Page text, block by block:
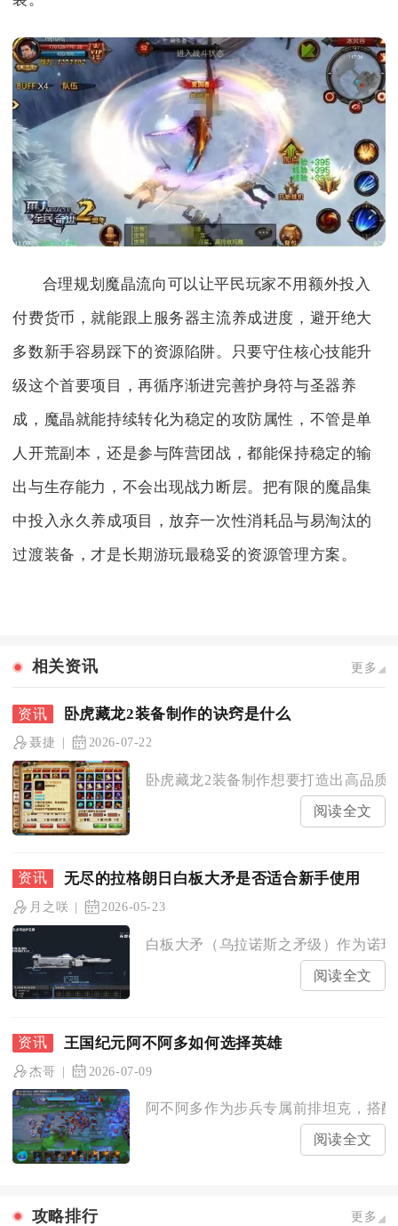
合理规划魔晶流向可以让平民玩家不用额外投入
付费货币，就能跟上服务器主流养成进度，避开绝大
多数新手容易踩下的资源陷阱。只要守住核心技能升
级这个首要项目，再循序渐进完善护身符与圣器养
成，魔晶就能持续转化为稳定的攻防属性，不管是单
人开荒副本，还是参与阵营团战，都能保持稳定的输
出与生存能力，不会出现战力断层。把有限的魔晶集
中投入永久养成项目，放弃一次性消耗品与易淘汰的
过渡装备，才是长期游玩最稳妥的资源管理方案。
相关资讯 更多
卧虎藏龙2装备制作的诀窍是什么
聂捷 2026-07-22
卧虎藏龙2装备制作想要打造出高品质
阅读全文
无尽的拉格朗日白板大矛是否适合新手使用
月之咲 2026-05-23
白板大矛（乌拉诺斯之矛级）作为诺
阅读全文
王国纪元阿不阿多如何选择英雄
杰哥 2026-07-09
阿不阿多作为步兵专属前排坦克，搭
阅读全文
攻略排行 更多